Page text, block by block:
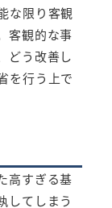
な限り客観
客観的な事
どう改善し
を行う上で
高すぎる基
してしまう